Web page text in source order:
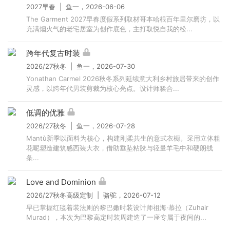
2027早春 | 鱼一，2026-06-06
The Garment 2027早春度假系列取材哥本哈根百年里尔磨坊，以
充满烟火气的老宅居室为创作底色，主打取悦自我的松...
跨年代复古时装
2026/27秋冬 | 鱼一，2026-07-30
Yonathan Carmel 2026秋冬系列延续意大利乡村旅居带来的创作
灵感，以跨年代男装剪裁为核心亮点。设计师糅合...
低调的优雅
2026/27秋冬 | 鱼一，2026-07-28
Mantù新季以面料为核心，构建刚柔共生的意式衣橱。采用立体粗
花呢塑造建筑感西装大衣，借助垂坠粘胶与轻量羊毛中和硬朗线
条...
Love and Dominion
2026/27秋冬高级定制 | 骆驼，2026-07-12
早已掌握红毯着装法则的黎巴嫩时装设计师祖海·慕拉（Zuhair
Murad），本次为巴黎高定时装周建造了一座专属于夜间的...